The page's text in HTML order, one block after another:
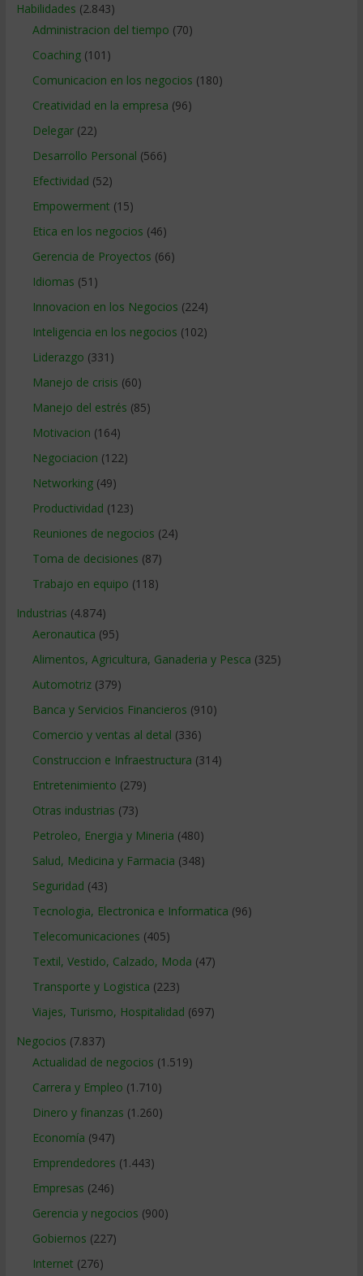
Habilidades (2.843)
Administracion del tiempo (70)
Coaching(101)
Comunicacion en los negocios (180)
Creatividad en la empresa (96)
Delegar(22)
Desarrollo Personal (566)
Efectividad (52)
Empowerment (15)
Etica en los negocios (46)
Gerencia de Proyectos (66)
Idiomas (51)
Innovacion en los Negocios (224)
Inteligencia en los negocios (102)
Liderazgo (331)
Manejo de crisis (60)
Manejo del estrés (85)
Motivacion (164)
Negociacion (122)
Networking(49)
Productividad (123)
Reuniones de negocios (24)
Toma de decisiones (87)
Trabajo en equipo (118)
Industrias (4.874)
Aeronautica (95)
Alimentos, Agricultura, Ganaderia y Pesca (325)
Automotriz(379)
Banca y Servicios Financieros (910)
Comercio y ventas al detal (336)
Construccion e Infraestructura (314)
Entretenimiento (279)
Otras industrias (73)
Petroleo, Energia y Mineria (480)
Salud, Medicina y Farmacia (348)
Seguridad (43)
Tecnologia, Electronica e Informatica (96)
Telecomunicaciones (405)
Textil, Vestido, Calzado, Moda (47)
Transporte y Logistica (223)
Viajes, Turismo, Hospitalidad (697)
Negocios (7.837)
Actualidad de negocios (1.519)
Carrera y Empleo (1.710)
Dinero y finanzas (1.260)
Economía (947)
Emprendedores (1.443)
Empresas (246)
Gerencia y negocios (900)
Gobiernos (227)
Internet (276)